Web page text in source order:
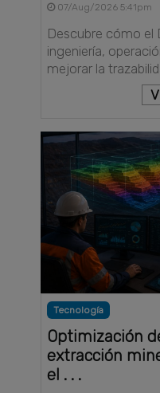
07/Aug/2026 5:41pm
Descubre cómo el
ingeniería,
mejorar la
Tecnología
Optimización
extracción
el . . .